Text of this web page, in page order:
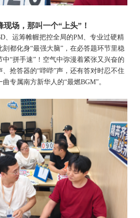
现场，那叫一个“上头”！
、运筹帷幄把控全局的PM、专业过硬精
都化身“最强大脑”，在必答题环节里稳
“拼手速”！空气中弥漫着紧张又兴奋的
抢答器的“哔哔”声，还有答对时忍不住
专属南方新华人的“最燃BGM”。